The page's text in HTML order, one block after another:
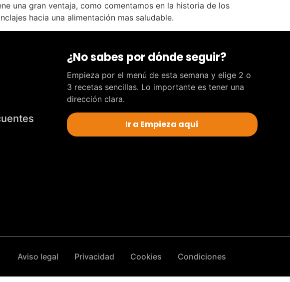
una gran ventaja, como comentamos en la historia de los
hacia una alimentación mas saludable.
¿No sabes por dónde seguir?
Empieza por el menú de esta semana y elige 2 o
3 recetas sencillas. Lo importante es tener una
dirección clara.
Ir a Empieza aquí
Aviso legal Privacidad Cookies Condiciones